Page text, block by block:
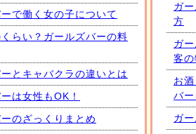
で働く女の子について
らい？ガールズバーの料
とキャバクラの違いとは
は女性もOK！
のざっくりまとめ
ガ
方
ガ
客
お
バ
ガ